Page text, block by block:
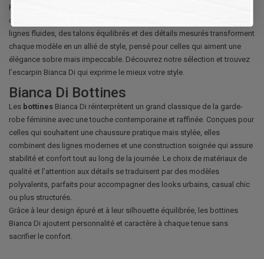
Porter un
compléter le look avec élégance naturelle et caractère distinctif. Des
lignes fluides, des talons équilibrés et des détails mesurés transforment
chaque modèle en un allié de style, pensé pour celles qui aiment une
élégance sobre mais impeccable. Découvrez notre sélection et trouvez
l’escarpin Bianca Di qui exprime le mieux votre style.
Bianca Di Bottines
Les bottines Bianca Di réinterprètent un grand classique de la garde-
robe féminine avec une touche contemporaine et raffinée. Conçues pour
celles qui souhaitent une chaussure pratique mais stylée, elles
combinent des lignes modernes et une construction soignée qui assure
stabilité et confort tout au long de la journée. Le choix de matériaux de
qualité et l’attention aux détails se traduisent par des modèles
polyvalents, parfaits pour accompagner des looks urbains, casual chic
ou plus structurés.
Grâce à leur design épuré et à leur silhouette équilibrée, les bottines
Bianca Di ajoutent personnalité et caractère à chaque tenue sans
sacrifier le confort.